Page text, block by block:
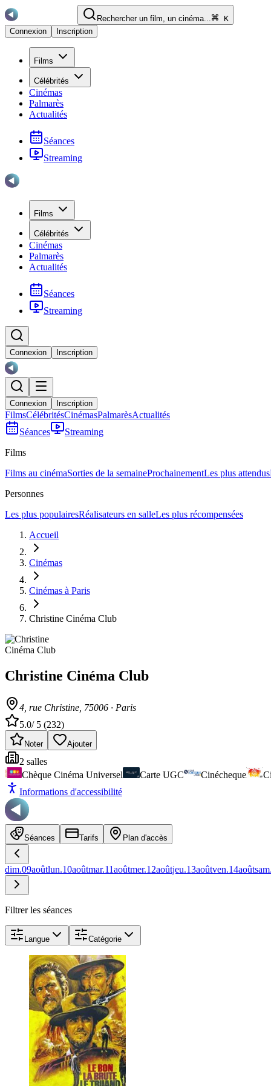
Rechercher un film, un cinéma...
K
Connexion
Inscription
Films
Célébrités
Cinémas
Palmarès
Actualités
Séances
Streaming
Films
Célébrités
Cinémas
Palmarès
Actualités
Séances
Streaming
Connexion Inscription
Connexion Inscription
FilmsCélébritésCinémasPalmarèsActualités
Séances
Streaming
Films
Films au cinémaSorties de la semaineProchainementLes plus attendus
Personnes
Les plus populairesRéalisateurs en salleLes plus récompensées
Accueil
Cinémas
Cinémas à Paris
Christine Cinéma Club
Christine Cinéma Club
4, rue Christine , 75006 · Paris
5.0/ 5 (232)
Noter Ajouter
2 salles
Chèque Cinéma Universel
Carte UGC Cinécheque
Informations d'accessibilité
Séances Tarifs Plan d'accès
dim.09aoûtlun.10aoûtmar.11aoûtmer.12aoûtjeu.13aoûtven.14aoûtsam.
Filtrer les séances
Langue Catégorie